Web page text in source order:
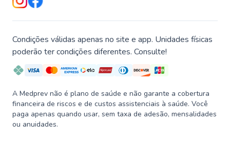
Condições válidas apenas no site e app. Unidades físicas
poderão ter condições diferentes. Consulte!
A Medprev não é plano de saúde e não garante a cobertura
financeira de riscos e de custos assistenciais à saúde. Você
paga apenas quando usar, sem taxa de adesão, mensalidades
ou anuidades.